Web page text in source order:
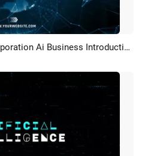
Rekreasi AI Technology Innovative Corporation Ai Business Introduction